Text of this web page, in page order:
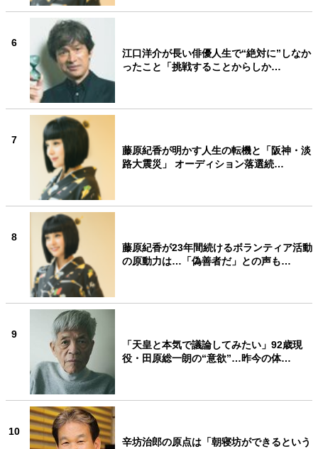
6
江口洋介が長い俳優人生で“絶対に”しなか
ったこと「挑戦することからしか…
7
藤原紀香が明かす人生の転機と「阪神・淡
路大震災」 オーディション落選続…
8
藤原紀香が23年間続けるボランティア活動
の原動力は…「偽善者だ」との声も…
9
「天皇と本気で議論してみたい」92歳現
役・田原総一朗の“意欲”…昨今の体…
10
辛坊治郎の原点は「朝寝坊ができるという